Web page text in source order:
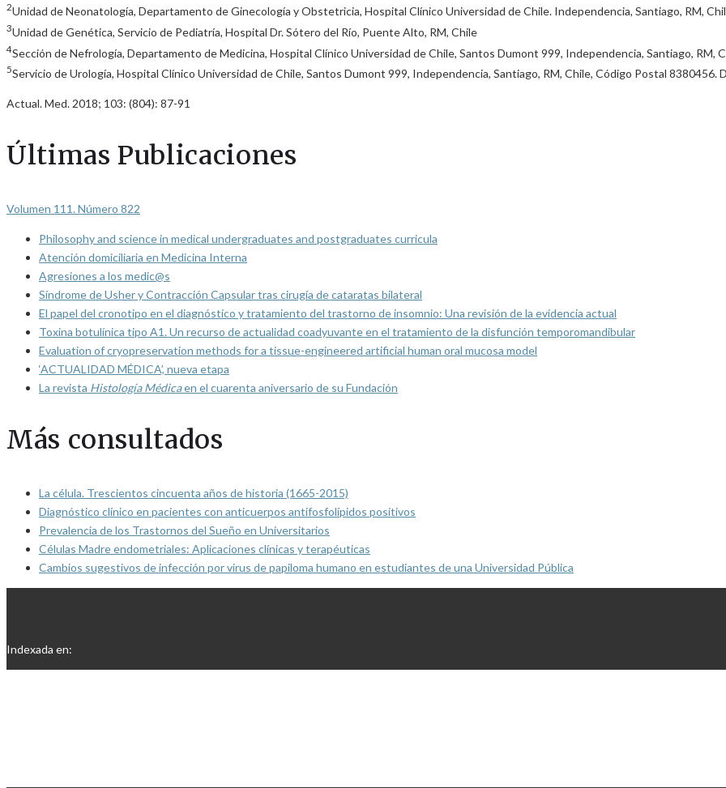
2Unidad de Neonatología, Departamento de Ginecología y Obstetricia, Hospital Clínico Universidad de Chile. Independencia, Santiago, RM,
3Unidad de Genética, Servicio de Pediatría, Hospital Dr. Sótero del Río, Puente Alto, RM, Chile
4Sección de Nefrología, Departamento de Medicina, Hospital Clínico Universidad de Chile, Santos Dumont 999, Independencia, Santiago, RM,
5Servicio de Urología, Hospital Clínico Universidad de Chile, Santos Dumont 999, Independencia, Santiago, RM, Chile, Código Postal 8380456.
Actual. Med. 2018; 103: (804): 87-91
Últimas Publicaciones
Volumen 111. Número 822
Philosophy and science in medical undergraduates and postgraduates curricula
Atención domiciliaria en Medicina Interna
Agresiones a los medic@s
Síndrome de Usher y Contracción Capsular tras cirugía de cataratas bilateral
El papel del cronotipo en el diagnóstico y tratamiento del trastorno de insomnio: Una revisión de la evidencia actual
Toxina botulínica tipo A1. Un recurso de actualidad coadyuvante en el tratamiento de la disfunción temporomandibular
Evaluation of cryopreservation methods for a tissue-engineered artificial human oral mucosa model
‘ACTUALIDAD MÉDICA’, nueva etapa
La revista Histología Médicaen el cuarenta aniversario de su Fundación
Más consultados
La célula. Trescientos cincuenta años de historia (1665-2015)
Diagnóstico clínico en pacientes con anticuerpos antifosfolípidos positivos
Prevalencia de los Trastornos del Sueño en Universitarios
Células Madre endometriales: Aplicaciones clínicas y terapéuticas
Cambios sugestivos de infección por virus de papiloma humano en estudiantes de una Universidad Pública
Indexada en: